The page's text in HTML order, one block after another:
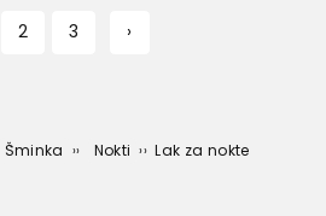
2 3 ›
Šminka Nokti Lak za nokte